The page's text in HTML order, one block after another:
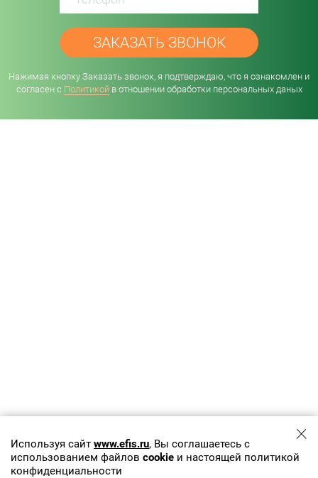
Нажимая кнопку Заказать звонок, я подтверждаю, что я ознакомлен и
согласен с Политикойв отношении обработки персональных даных
Используя сайт www.efis.ru, Вы соглашаетесь с
использованием файлов cookie и настоящей политикой
конфиденциальности